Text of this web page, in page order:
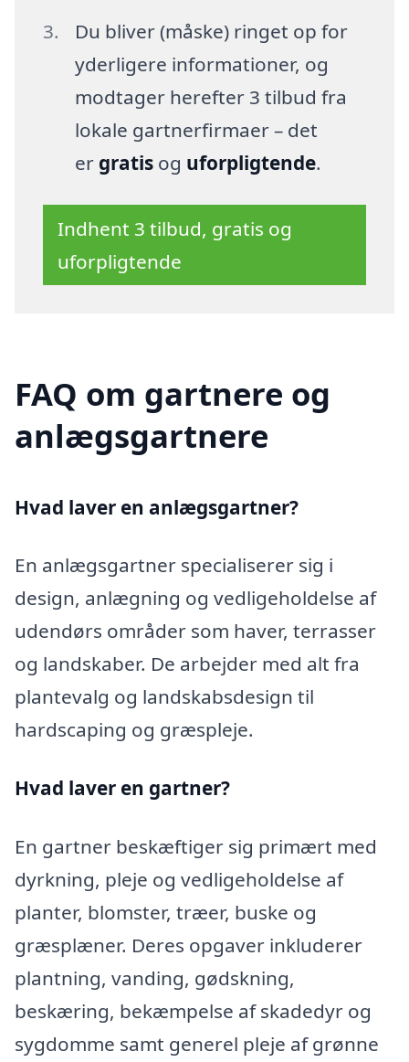
Du bliver (måske) ringet op for
yderligere informationer, og
modtager herefter 3 tilbud fra
lokale gartnerfirmaer – det
er gratisog uforpligtende.
Indhent 3 tilbud, gratis og
uforpligtende
FAQ om gartnere og
anlægsgartnere
Hvad laver en anlægsgartner?
En anlægsgartner specialiserer sig i
design, anlægning og vedligeholdelse af
udendørs områder som haver, terrasser
og landskaber. De arbejder med alt fra
plantevalg og landskabsdesign til
hardscaping og græspleje.
Hvad laver en gartner?
En gartner beskæftiger sig primært med
dyrkning, pleje og vedligeholdelse af
planter, blomster, træer, buske og
græsplæner. Deres opgaver inkluderer
plantning, vanding, gødskning,
beskæring, bekæmpelse af skadedyr og
sygdomme samt generel pleje af grønne